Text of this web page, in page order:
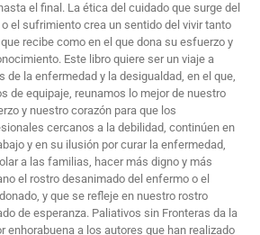
el final. La ética del cuidado que surge del
o el sufrimiento crea un sentido del vivir tanto
recibe como en el que dona su esfuerzo y
Este libro quiere ser un viaje a
de la enfermedad y la desigualdad, en el que,
de equipaje, reunamos lo mejor de nuestro
y nuestro corazón para que los
cercanos a la debilidad, continúen en
y en su ilusión por curar la enfermedad,
a las familias, hacer más digno y más
el rostro desanimado del enfermo o el
y que se refleje en nuestro rostro
de esperanza. Paliativos sin Fronteras da la
enhorabuena a los autores que han realizado